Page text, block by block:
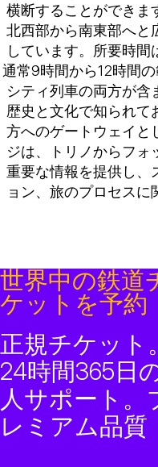
横断することができま
北西部から南東部へと
しています。所要時
通常9時間から12時間
シティ列車の両方が含
歴史と文化で知られて
方へのゲートウェイと
ジは、トリノからフォ
重要な情報を提供し、
ョン、旅のプロセス
世界中の鉄道
ケットを予約
正規チケット。
24時間365日
人サポート。
レミアム品質